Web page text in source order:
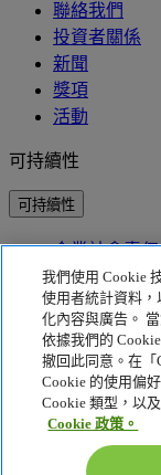
聯絡我們
投資者關係
新聞
獎項
活動
可持續性
可持續性
企業社會責任
產品碳足跡
Project
Earthion
隱私權政策
Cookie 政策
法律聲明
可存取性政策
我們使用 Cookie
使用者統計資料
化內容與廣告。
依據我們的
撤回此同意。在
Cookie 的使用偏
Cookie 類型，以
Cookie 政策。